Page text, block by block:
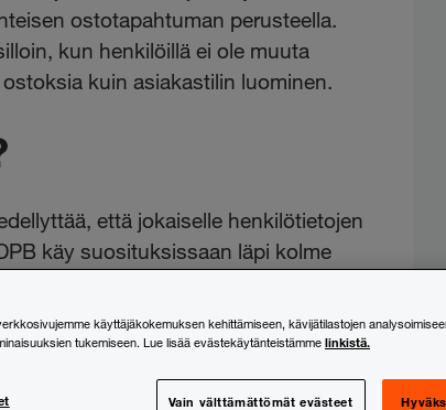
ostotapahtuman perusteella.
kun henkilöillä ei ole muuta
kuin asiakastilin luominen.
että jokaiselle henkilötietojen
käy suosituksissaan läpi kolme
tyypillisesti vetoavat pakollisen
(artikla 6(1)(b))
käyttäjäkokemuksen kehittämiseen, kävijätilastojen
tukemiseen. Lue lisää evästekäytänteistämme linkistä.
Vain välttämättömät evästeet